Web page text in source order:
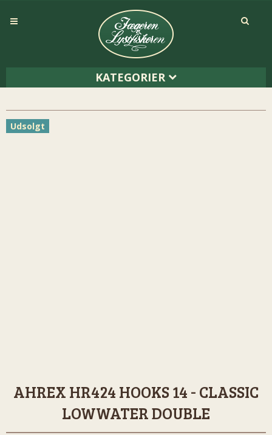
KATEGORIER
Udsolgt
AHREX HR424 HOOKS 14 - CLASSIC
LOWWATER DOUBLE